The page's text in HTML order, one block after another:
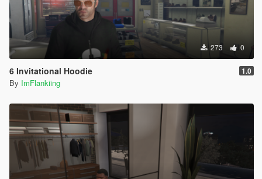
273 0
6 Invitational Hoodie 1.0
By ImFlankiing